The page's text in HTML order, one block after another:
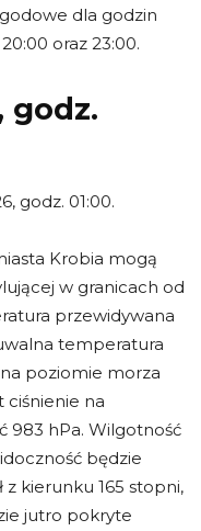
dla godzin
20:00 oraz 23:00.
godz.
godz. 01:00.
Krobia mogą
w granicach od
przewidywana
temperatura
na poziomie morza
ciśnienie na
983 hPa. Wilgotność
będzie
z kierunku 165 stopni,
jutro pokryte